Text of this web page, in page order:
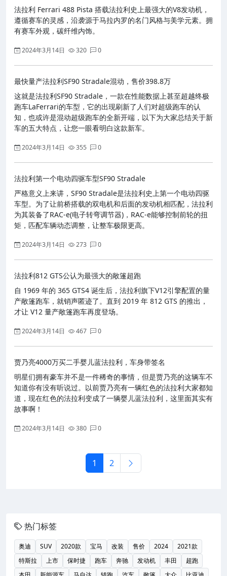
法拉利 Ferrari 488 Pista 搭载法拉利史上最强大的V8发动机，
遵循赛车的灵感，沿袭源于马拉内罗的名门风格与美学元素。拥
有赛车外观，碳纤维内饰。
2024年3月14日 320 0
最快量产法拉利SF90 Stradale混动，售价398.8万
这就是法拉利SF90 Stradale，一款在性能数据上甚至超越终极
跑车LaFerrari的车型，它的出现刷新了人们对超级跑车的认
知，也或许是混动超级跑车的全新开端，以下为大家总结关于新
车的五大特点，让您一眼看明白这款新车。
2024年3月14日 355 0
法拉利第一个电动四驱车型SF90 Stradale
严格意义上来讲，SF90 Stradale是法拉利史上第一个电动四驱
车型。为了让前桥搭载的双电机和后面的发动机相匹配，法拉利
为其装备了RAC-e(电子转弯调节器)，RAC-e能够控制前轮的扭
矩，匹配车辆动态调整，让整车极限更高。
2024年3月14日 273 0
法拉利812 GTS公认为最强大的敞篷超跑
自 1969 年的 365 GTS4 诞生后，法拉利旗下V12引擎配置的量
产敞篷跑车，就销声匿迹了。直到 2019 年 812 GTS 的推出，
才让 V12 量产敞篷跑车再度登场。
2024年3月14日 467 0
贾乃亮4000万买二手婴儿蓝法拉利，车身带签名
明星们拥有豪车并不是一件稀奇的事情，但是贾乃亮的这辆车不
知道你有没有听说过。以前贾乃亮有一辆红色的法拉利大家都知
道，现在红色的法拉利变成了一辆婴儿蓝法拉利，这里面其实有
故事啊！
2024年3月14日 380 0
1 2
热门标签
奥迪 SUV 2020款 宝马 改装 售价 2024
2021款
特斯拉
上市 保时捷 跑车 奔驰 发动机 丰田
超跑